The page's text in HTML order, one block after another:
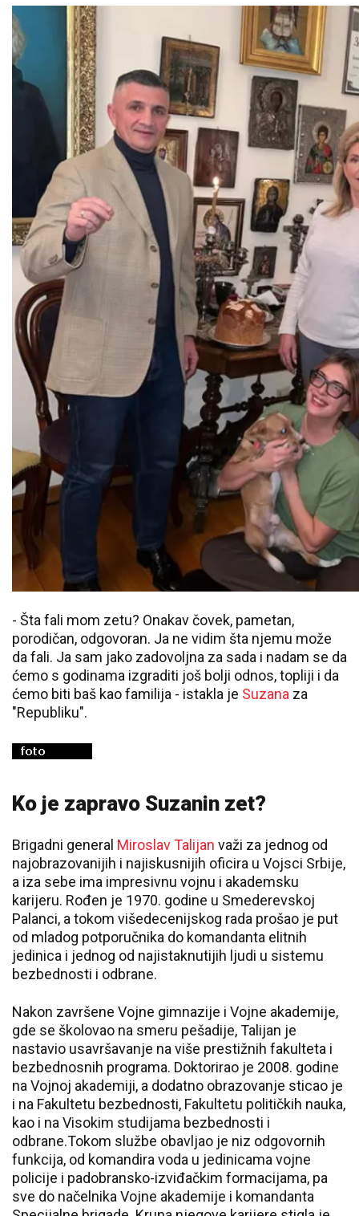
- Šta fali mom zetu? Onakav čovek, pametan,
porodičan, odgovoran. Ja ne vidim šta njemu može
da fali. Ja sam jako zadovoljna za sada i nadam se da
ćemo s godinama izgraditi još bolji odnos, topliji i da
ćemo biti baš kao familija - istakla je Suzana za
"Republiku".
Ko je zapravo Suzanin zet?
Brigadni general Miroslav Talijan važi za jednog od
najobrazovanijih i najiskusnijih oficira u Vojsci Srbije,
a iza sebe ima impresivnu vojnu i akademsku
karijeru. Rođen je 1970. godine u Smederevskoj
Palanci, a tokom višedecenijskog rada prošao je put
od mladog potporučnika do komandanta elitnih
jedinica i jednog od najistaknutijih ljudi u sistemu
bezbednosti i odbrane.
Nakon završene Vojne gimnazije i Vojne akademije,
gde se školovao na smeru pešadije, Talijan je
nastavio usavršavanje na više prestižnih fakulteta i
bezbednosnih programa. Doktorirao je 2008. godine
na Vojnoj akademiji, a dodatno obrazovanje sticao je
i na Fakultetu bezbednosti, Fakultetu političkih nauka,
kao i na Visokim studijama bezbednosti i
odbrane.Tokom službe obavljao je niz odgovornih
funkcija, od komandira voda u jedinicama vojne
policije i padobransko-izviđačkim formacijama, pa
sve do načelnika Vojne akademije i komandanta